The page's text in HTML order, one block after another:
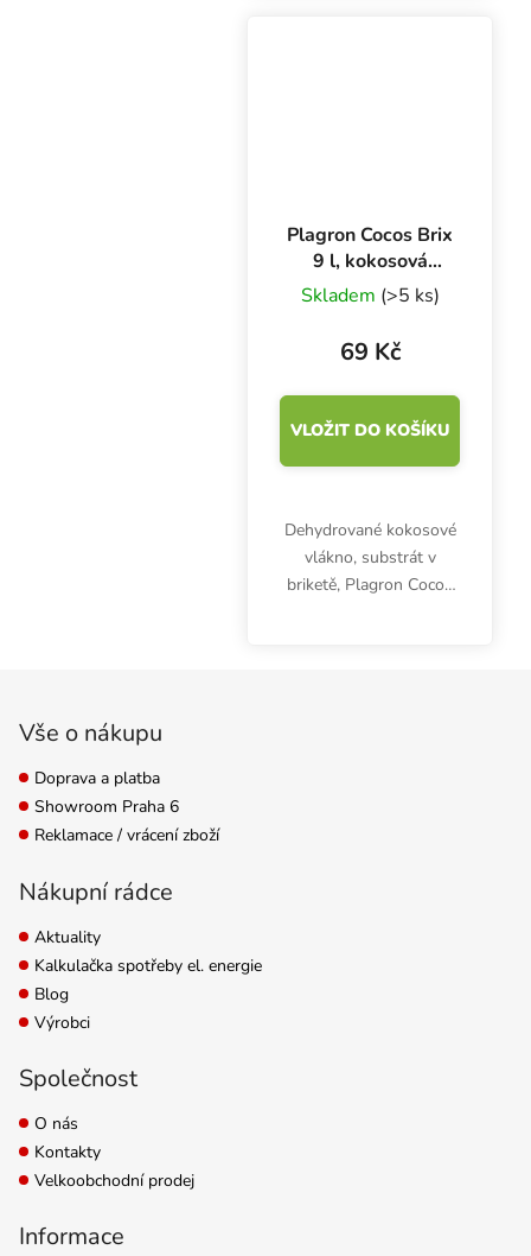
Plagron Cocos Brix
9 l, kokosová
briketa 1 ks
Skladem (>5 ks)
69 Kč
VLOŽIT DO KOŠÍKU
Dehydrované kokosové
vlákno, substrát v
briketě, Plagron Cocos
Vše o nákupu
Doprava a platba
Showroom Praha 6
Reklamace / vrácení zboží
Nákupní rádce
Aktuality
Kalkulačka spotřeby el. energie
Blog
Výrobci
Společnost
O nás
Kontakty
Velkoobchodní prodej
Informace